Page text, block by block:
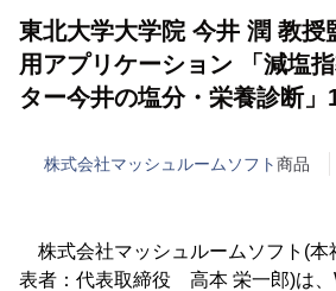
東北大学大学院 今井 潤 教
用アプリケーション 「減塩
ター今井の塩分・栄養診断
株式会社マッシュルームソフト商品
株式会社マッシュルームソフト(本
表者：代表取締役 高本 栄一郎)は